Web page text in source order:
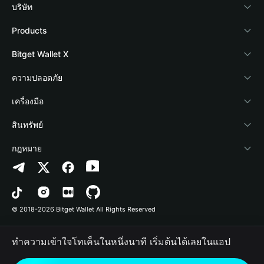
บริษัท
เกี่ยวกับ Bitget Wallet
Blog
Academy
ข่าวสารด้านคริปโต
ศูนย์ช่วยเหลือ
ติดต่อเรา
ทรัพยากรข้อมูลของแบรนด์
อาชีพ
Products
Crypto Card
Stablecoin Earn
Payfi Crypto
Crypto Swap API
Altcoin Season Index
Prediction Markets
DApp
RWA
Bitget Wallet X
นักพัฒนา
เชื่อมต่อ Wallet
Bitget Wallet Pay
ลิสต์โปรเจกต์
ความปลอดภัย
Protection Fund
เทคโนโลยีความปลอดภัย
เครื่องมือ
ซื้อคริปโต
การตรวจจับการอนุญาต
การตรวจจับสัญญา
การโอนเป็นชุด
สินทรัพย์
Arbitrum
Avalanche
Bitcoin
Polygon
กฎหมาย
นโยบายความเป็นส่วนตัว
ข้อตกลงในการใช้บริการ
© 2018-2026 Bitget Wallet All Rights Reserved
ทำความเข้าใจโทเค็นในหนึ่งนาที เริ่มต้นได้เลยในแอป